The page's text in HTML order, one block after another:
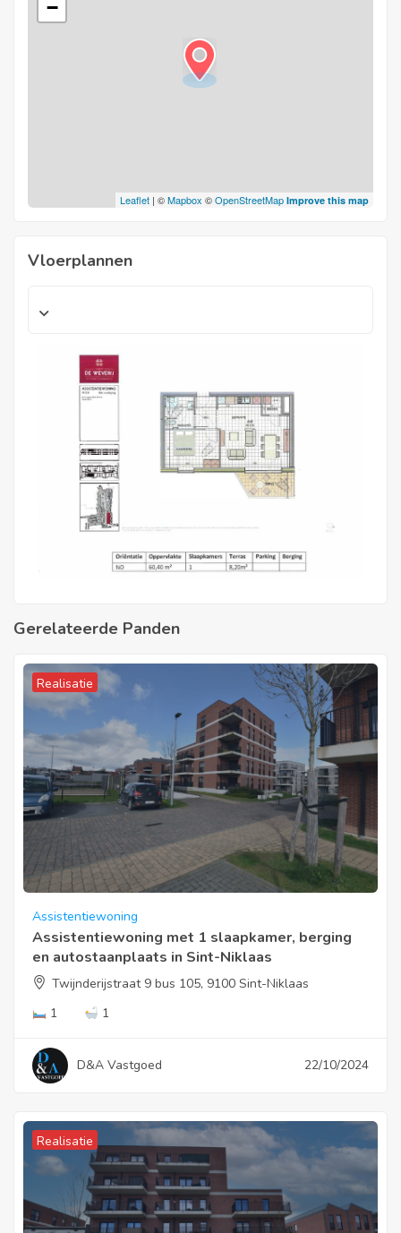
−
Leaflet | ©Mapbox ©OpenStreetMap Improve this map
Vloerplannen
Gerelateerde Panden
Realisatie
Assistentiewoning
Assistentiewoning met 1 slaapkamer, berging
en autostaanplaats in Sint-Niklaas
Twijnderijstraat 9 bus 105, 9100 Sint-Niklaas
1
1
D&A Vastgoed 22/10/2024
Realisatie